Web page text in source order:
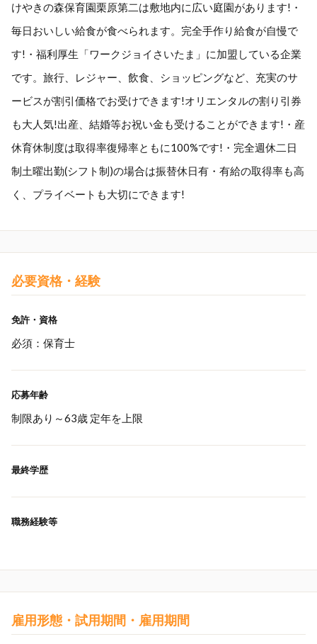
けやきの森保育園栗原第二は敷地内に広い庭園があります!・
毎日おいしい給食が食べられます。完全手作り給食が自慢で
す!・福利厚生「ワークジョイさいたま」に加盟している企業
です。旅行、レジャー、飲食、ショッピングなど、充実のサ
ービスが割引価格でお受けできます!オリエンタルの割り引券
も大人気!出産、結婚等お祝い金も受けることができます!・産
休育休制度は取得率復帰率ともに100%です!・完全週休二日
制土曜出勤(シフト制)の場合は振替休日有・有給の取得率も高
く、プライベートも大切にできます!
必要資格・経験
免許・資格
必須：保育士
応募年齢
制限あり～63歳 定年を上限
最終学歴
職務経験等
雇用形態・試用期間・雇用期間